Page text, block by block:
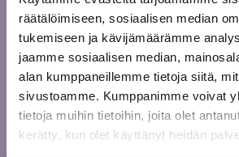
räätälöimiseen, sosiaalisen median
tukemiseen ja kävijämäärämme
jaamme sosiaalisen median,
alan kumppaneillemme tietoja siitä,
sivustoamme. Kumppanimme voivat
tietoja muihin tietoihin, joita olet
kerätty, kun olet käyttänyt heidän
Jyväskylän ja Oulun
ohjaajarekrytointien osalta hyvä,
noin puolet teoksista oli ohjannut
koulutettu tai ammatissa viiden
pätevöitynyt henkilö, jolloin näiden
ammattilaisuuden aste oli muuta